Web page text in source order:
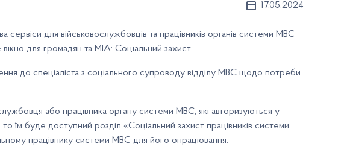
17.05.2024
для військовослужбовців та працівників органів системи МВС –
для громадян та МІА: Соціальний захист.
до спеціаліста з соціального супроводу відділу МВС щодо потреби
або працівника органу системи МВС, які авторизуються у
їм буде доступний розділ «Соціальний захист працівників системи
працівнику системи МВС для його опрацювання.